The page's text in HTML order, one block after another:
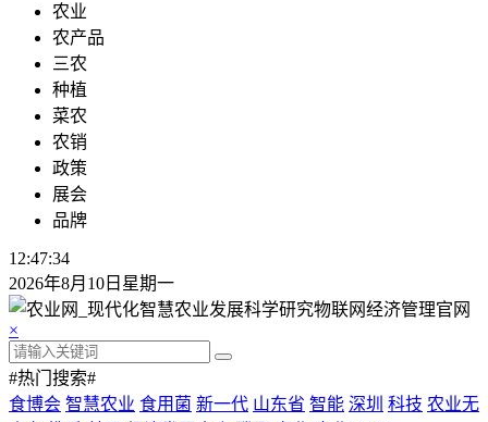
农业
农产品
三农
种植
菜农
农销
政策
展会
品牌
12:47:35
2026年8月10日星期一
×
#热门搜索#
食博会 智慧农业 食用菌 新一代 山东省 智能 深圳 科技 农业无